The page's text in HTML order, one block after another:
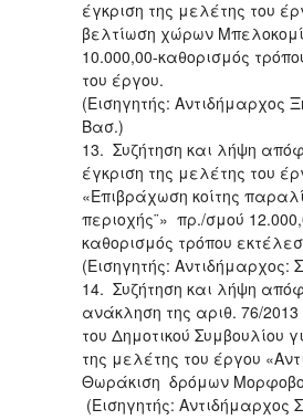
έγκριση της μελέτης του
βελτίωση χώρων
10.000,00-καθορισμός
του έργου.
(Εισηγητής: Αντιδήμαρχος
Βασ.)
13. Συζήτηση και λήψη
έγκριση της μελέτης του
«Επιβράχωση κοίτης
περιοχής¨» πρ./σμού
καθορισμός τρόπου
(Εισηγητής: Αντιδήμαρχος:
14. Συζήτηση και λήψη
ανάκληση της αριθ. 76/
του Δημοτικού Συμβουλίου
της μελέτης του έργου
Θωράκιση δρόμων
(Εισηγητής: Αντιδήμαρχος